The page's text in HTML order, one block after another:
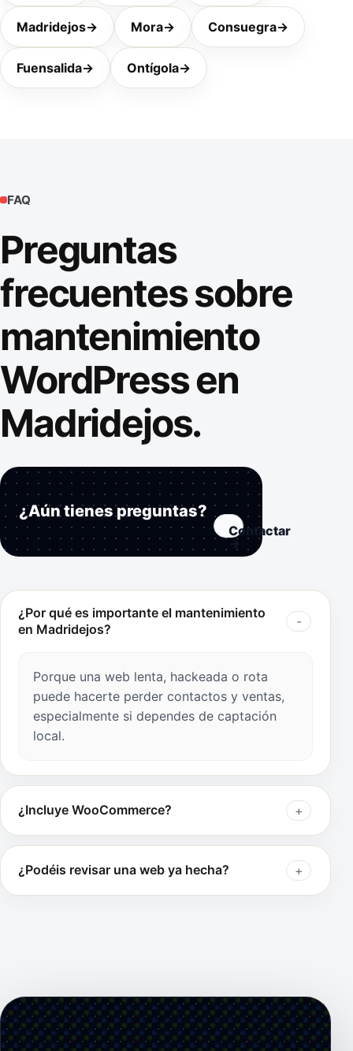
Madridejos→ Mora→ Consuegra→
Fuensalida→ Ontígola→
FAQ
Preguntas
frecuentes sobre
mantenimiento
WordPress en
Madridejos.
¿Aún tienes preguntas?
Contactar
→
¿Por qué es importante el mantenimiento
en Madridejos?
Porque una web lenta, hackeada o rota
puede hacerte perder contactos y ventas,
especialmente si dependes de captación
local.
¿Incluye WooCommerce?
¿Podéis revisar una web ya hecha?